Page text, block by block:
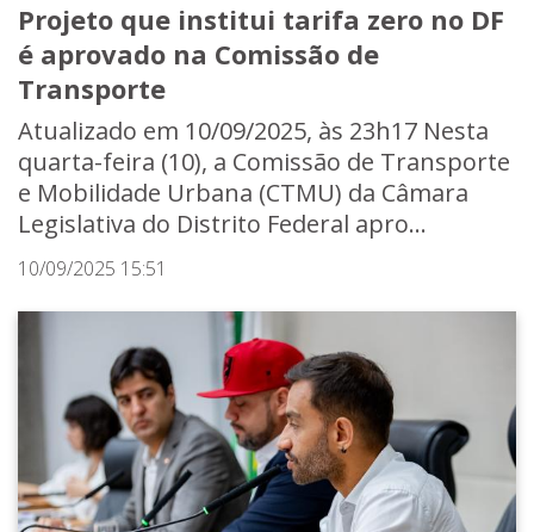
Projeto que institui tarifa zero no DF
é aprovado na Comissão de
Transporte
Atualizado em 10/09/2025, às 23h17 Nesta
quarta-feira (10), a Comissão de Transporte
e Mobilidade Urbana (CTMU) da Câmara
Legislativa do Distrito Federal apro...
10/09/2025 15:51